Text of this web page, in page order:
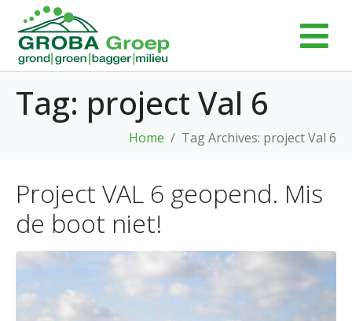
Tag: project Val 6
Home Tag Archives: project Val 6
Project VAL 6 geopend. Mis
de boot niet!